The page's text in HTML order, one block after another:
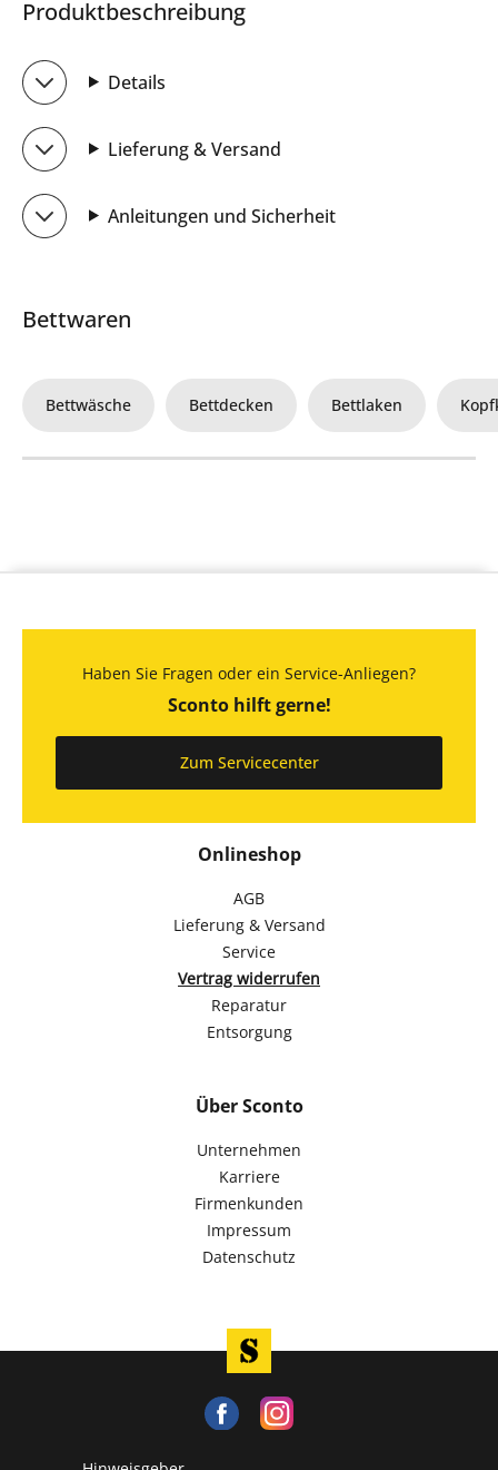
Produktbeschreibung
Details
Lieferung & Versand
Anleitungen und Sicherheit
Bettwaren
Bettwäsche Bettdecken Bettlaken
Onlineshop
AGB
Lieferung & Versand
Service
Vertrag widerrufen
Reparatur
Entsorgung
Über Sconto
Unternehmen
Karriere
Firmenkunden
Impressum
Datenschutz
Haben Sie Fragen oder ein Service-Anliegen?
Sconto hilft gerne!
Zum Servicecenter